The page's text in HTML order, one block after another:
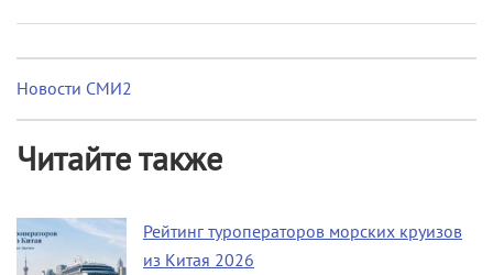
Новости СМИ2
Читайте также
Рейтинг туроператоров морских круизов
из Китая 2026